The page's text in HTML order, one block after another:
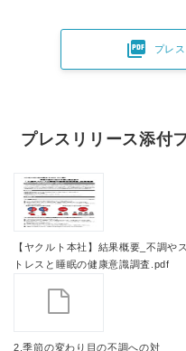
 プレ
プレスリリース添付
【ヤクルト本社】結果概要_不調やス
トレスと睡眠の健康意識調査.pdf
2.季節の変わり目の不調への対